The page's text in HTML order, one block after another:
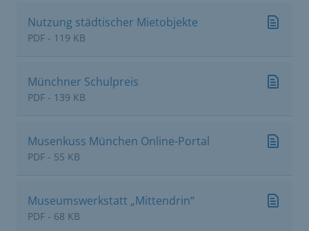
Nutzung städtischer Mietobjekte
PDF - 119 KB
Münchner Schulpreis
PDF - 139 KB
Musenkuss München Online-Portal
PDF - 55 KB
Museumswerkstatt „Mittendrin“
PDF - 68 KB